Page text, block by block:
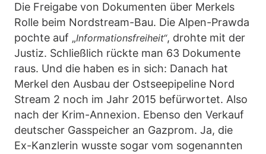
Die Freigabe von Dokumenten über Merkels
Rolle beim Nordstream-Bau. Die Alpen-Prawda
pochte auf „Informationsfreiheit“, drohte mit der
Justiz. Schließlich rückte man 63 Dokumente
raus. Und die haben es in sich: Danach hat
Merkel den Ausbau der Ostseepipeline Nord
Stream 2 noch im Jahr 2015 befürwortet. Also
nach der Krim-Annexion. Ebenso den Verkauf
deutscher Gasspeicher an Gazprom. Ja, die
Ex-Kanzlerin wusste sogar vom sogenannten